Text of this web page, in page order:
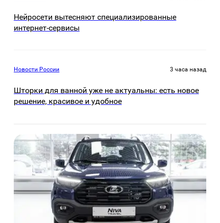
Нейросети вытесняют специализированные
интернет-сервисы
Новости России 3 часа назад
Шторки для ванной уже не актуальны: есть новое
решение, красивое и удобное